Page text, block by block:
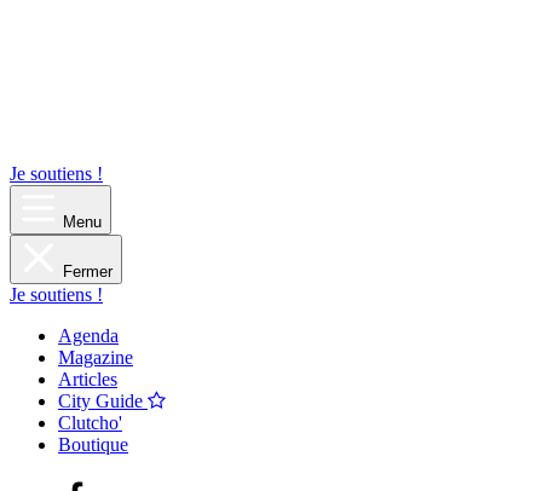
Je soutiens !
Menu
Fermer
Je soutiens !
Agenda
Magazine
Articles
City Guide
Clutcho'
Boutique